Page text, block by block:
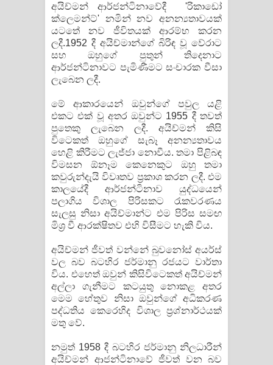
අයිච්මන් ආර්ජන්ටිනාවේදී 'රිකාඩෝ
ක්ලෙමන්ට්' නමින් නව අනන්‍යතාවයක්
යටතේ නව ජීවිතයක් ආරම්භ කරන
ලදී.1952 දී අයිච්මාන්ගේ බිරිඳ වූ වේරාට
සහ ඔහුගේ පුතුන් තිදෙනාට
ආර්ජන්ටිනාවට පැමිණීමට සංචාරක වීසා
ලැබෙන ලදී.
මේ ආකාරයෙන් ඔවුන්ගේ පවුල යළි
එකට එක් වූ අතර ඔවුන්ට 1955 දී තවත්
පුතෙකු ලැබෙන ලදී. අයිච්මන් කිසි
විටෙකත් ඔහුගේ සැබෑ අනන්‍යතාවය
හෙළි කිරීමට ලැජ්ජා නොවීය. තමා පිළිබඳ
විමසන ඕනෑම කෙනෙකුට ඔහු තමා
කවුරුන්දැයි විවෘතව ප්‍රකාශ කරන ලදී. එම
කාලයේදී ආර්ජන්ටිනාව යුද්ධයෙන්
පලාගිය විශාල පිරිසකට රැකවරණය
සැලසු නිසා අයිච්මාන්ට එම පිරිස සමඟ
මිශ්‍ර වී ආරක්ෂිතව එහි විසීමට හැකි විය.
අයිච්මන් ජීවත් වන්නේ බුවනෝස් අයර්ස්
වල බව බටහිර ජර්මානු රජයට වාර්තා
විය. එහෙත් ඔවුන් කිසිවිටෙකත් අයිච්මන්
අල්ලා ගැනීමට කටයුතු නොකළ අතර
මෙම හේතුව නිසා ඔවුන්ගේ අධිකරණ
පද්ධතිය කෙරෙහිද විශාල ප්‍රශ්නාර්ථයක්
මතු වේ.
නමුත් 1958 දී බටහිර ජර්මානු නිලධාරීන්
අයිච්මන් ආජන්ටිනාවේ ජීවත් වන බව